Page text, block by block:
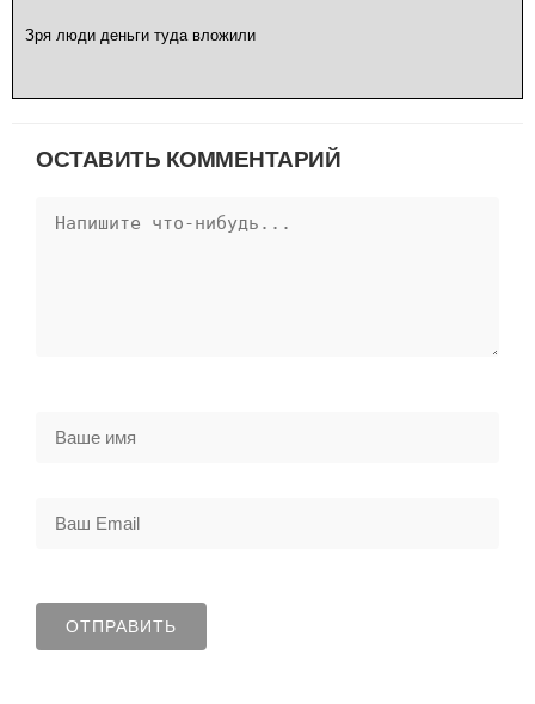
Зря люди деньги туда вложили
ОСТАВИТЬ КОММЕНТАРИЙ